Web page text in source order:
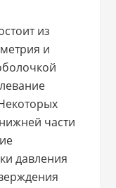
из
и
части
давления